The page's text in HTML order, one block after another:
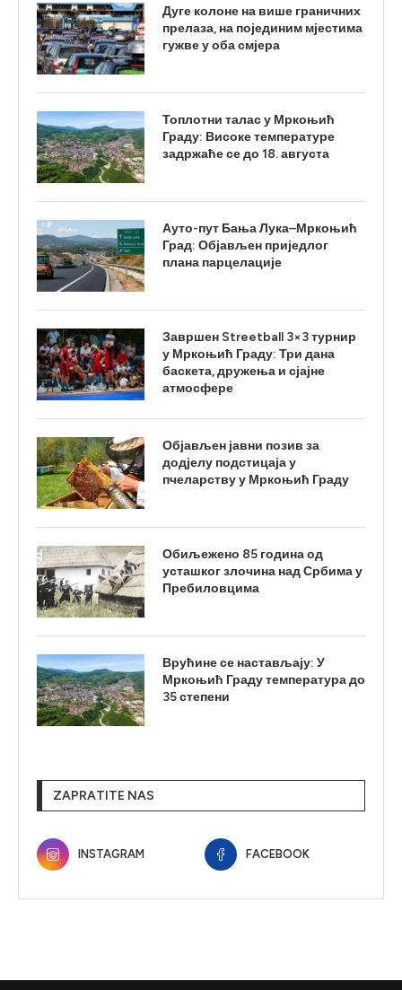
Дуге колоне на више граничних
прелаза, на појединим мјестима
гужве у оба смјера
Топлотни талас у Мркоњић
Граду: Високе температуре
задржаће се до 18. августа
Ауто-пут Бања Лука–Мркоњић
Град: Објављен приједлог
плана парцелације
Завршен Streetball 3×3 турнир
у Мркоњић Граду: Три дана
баскета, дружења и сјајне
атмосфере
Објављен јавни позив за
додјелу подстицаја у
пчеларству у Мркоњић Граду
Обиљежено 85 година од
усташког злочина над Србима у
Пребиловцима
Врућине се настављају: У
Мркоњић Граду температура до
35 степени
ZAPRATITE NAS
INSTAGRAM FACEBOOK